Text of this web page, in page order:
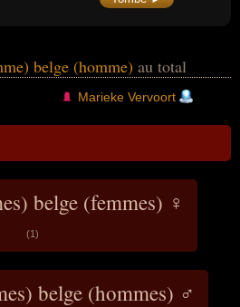
elle est euthanasiée à
belge (homme) au total
Marieke Vervoort
belge (femmes) ♀
(1)
belge (hommes) ♂